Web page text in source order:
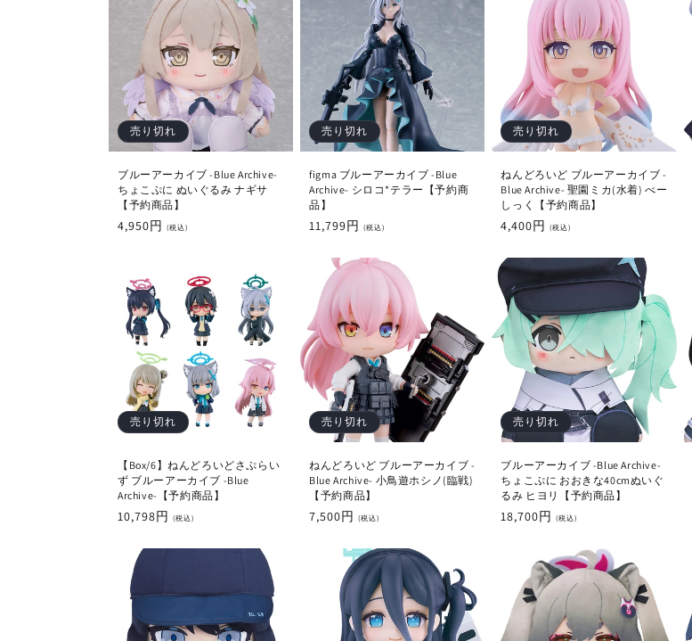
売り切れ
ブルーアーカイブ -Blue Archive-
ちょこぷに ぬいぐるみ ナギサ
【予約商品】
通
格
4,950円 (税込)
売り切れ
figma ブルーアーカイブ -Blue
Archive- シロコ*テラー【予約商
品】
通
11,799円(税込)
売り切れ
ねんどろいど ブルーアーカイブ -
Blue Archive- 聖園ミカ(水着) べー
しっく【予約商品】
通
価
4,400円(税込)
売り切れ
【Box/6】ねんどろいどさぷらい
ず ブルーアーカイブ -Blue
Archive-【予約商品】
通
10,798円 (税込)
売り切れ
ねんどろいど ブルーアーカイブ -
Blue Archive- 小鳥遊ホシノ(臨戦)
【予約商品】
通
7,500円(税込)
売り切れ
ブルーアーカイブ -Blue Archive-
ちょこぷに おおきな40cmぬいぐ
るみ ヒヨリ【予約商品】
通
18,700円(税込)